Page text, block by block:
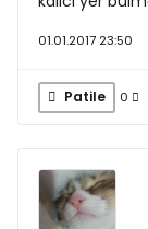
01.01.2017 23:50
Patile 0